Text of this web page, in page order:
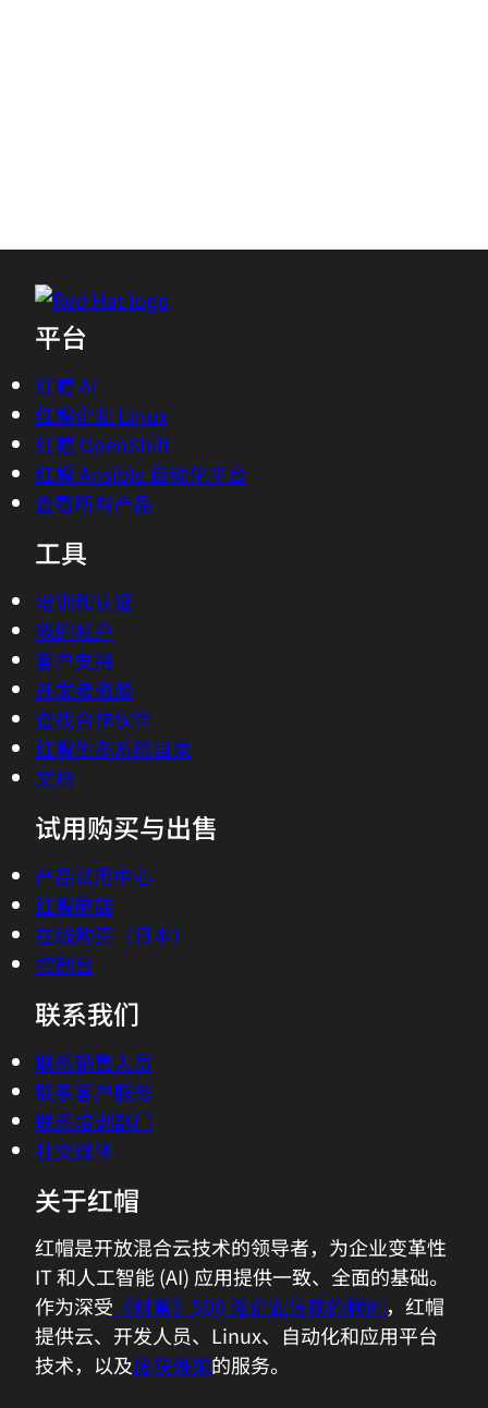
平台
红帽 AI
红帽企业 Linux
红帽 OpenShift
红帽 Ansible 自动化平台
工具
培训和认证
我的帐户
客户支持
开发者资源
查找合作伙伴
红帽生态系统目录
试用购买与出售
产品试用中心
红帽商店
在线购买（日本）
联系我们
联系销售人员
联系客户服务
联系培训部门
关于红帽
红帽是开放混合云技术的领导者，为企业变革性
IT 和人工智能 (AI) 应用提供一致、全面的基础。
作为深受 《财富》500 强企业信赖的顾问，红帽
提供云、开发人员、Linux、自动化和应用平台